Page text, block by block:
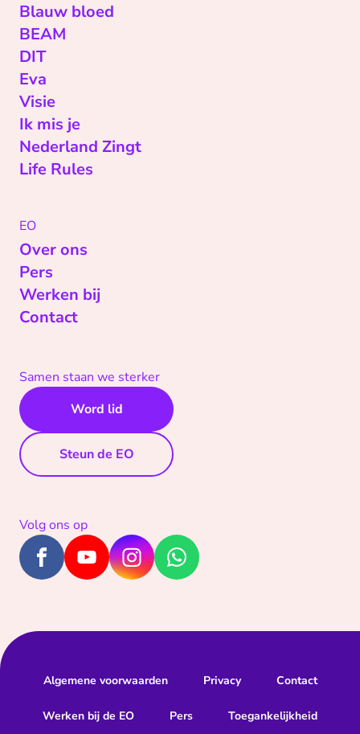
Blauw bloed
BEAM
DIT
Eva
Visie
Ik mis je
Nederland Zingt
Life Rules
EO
Over ons
Pers
Werken bij
Contact
Samen staan we sterker
Word lid
Steun de EO
Volg ons op
Algemene voorwaarden Privacy Contact
Werken bij de EO Pers Toegankelijkheid